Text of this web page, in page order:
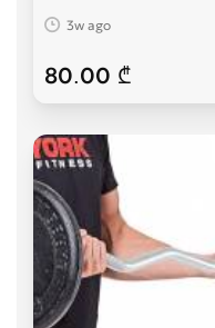
3w ago
80.00 ₾